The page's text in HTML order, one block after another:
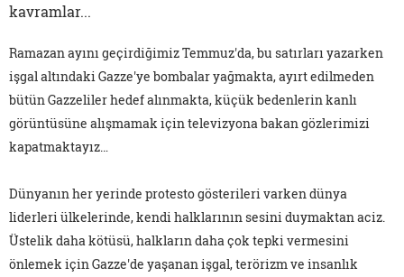
kavramlar...
Ramazan ayını geçirdiğimiz Temmuz'da, bu satırları yazarken
işgal altındaki Gazze'ye bombalar yağmakta, ayırt edilmeden
bütün Gazzeliler hedef alınmakta, küçük bedenlerin kanlı
görüntüsüne alışmamak için televizyona bakan gözlerimizi
kapatmaktayız…
Dünyanın her yerinde protesto gösterileri varken dünya
liderleri ülkelerinde, kendi halklarının sesini duymaktan aciz.
Üstelik daha kötüsü, halkların daha çok tepki vermesini
önlemek için Gazze'de yaşanan işgal, terörizm ve insanlık